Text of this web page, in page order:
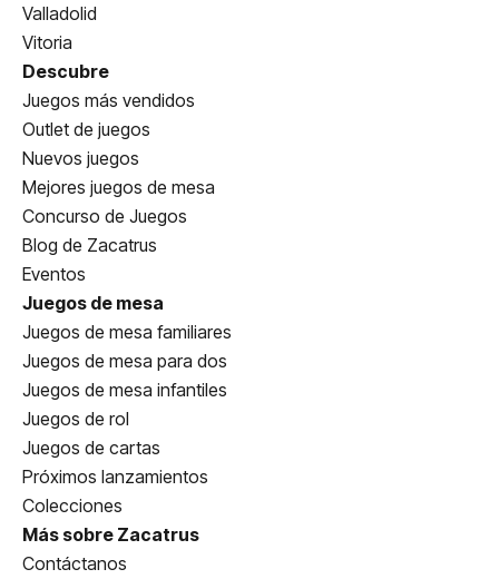
Valladolid
Vitoria
Descubre
Juegos más vendidos
Outlet de juegos
Nuevos juegos
Mejores juegos de mesa
Concurso de Juegos
Blog de Zacatrus
Eventos
Juegos de mesa
Juegos de mesa familiares
Juegos de mesa para dos
Juegos de mesa infantiles
Juegos de rol
Juegos de cartas
Próximos lanzamientos
Colecciones
Más sobre Zacatrus
Contáctanos